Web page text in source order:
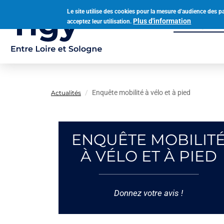
Le site utilise des cookies pour la mesure d'audience des
acceptez leur utilisation. Plus d'information
principal
principale
Municipalité
Actualités Enquête mobilité à vélo et à pied
ENQUÊTE
À VÉLO ET À PIED
Donnez votre avis !